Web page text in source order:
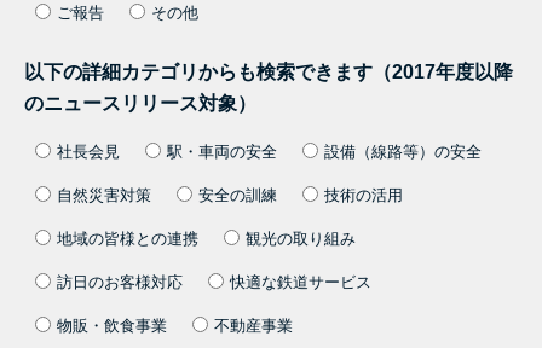
ご報告 その他
以下の詳細カテゴリからも検索できます（2017年度以降
のニュースリリース対象）
社長会見 駅・車両の安全 設備（線路等）の安全
自然災害対策 安全の訓練 技術の活用
地域の皆様との連携 観光の取り組み
訪日のお客様対応 快適な鉄道サービス
物販・飲食事業 不動産事業